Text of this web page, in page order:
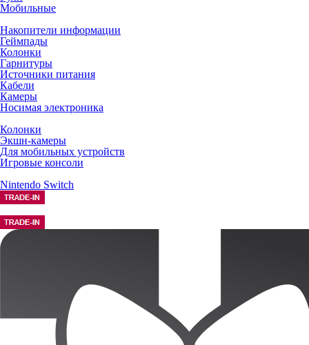
Мобильные
Накопители информации
Геймпады
Колонки
Гарнитуры
Источники питания
Кабели
Камеры
Носимая электроника
Колонки
Экшн-камеры
Для мобильных устройств
Игровые консоли
Nintendo Switch